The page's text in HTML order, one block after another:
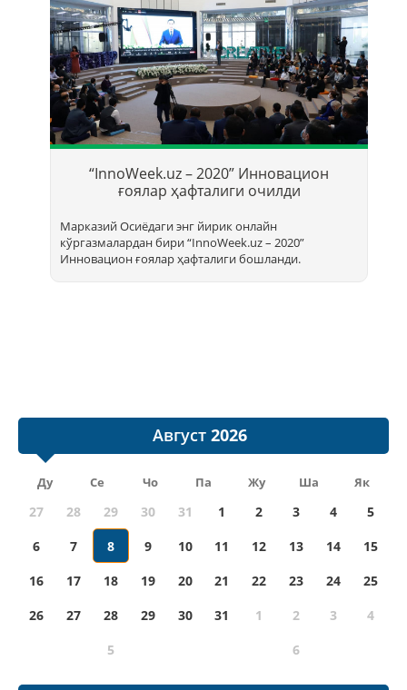
“InnoWeek.uz – 2020” Инновацион
ғоялар ҳафталиги очилди
Марказий Осиёдаги энг йирик онлайн
кўргазмалардан бири “InnoWееk.uz – 2020”
Инновацион ғоялар ҳафталиги бошланди.
Август
Ду Се Чо Па Жу Ша Як
27 28 29 30 31 1 2 3 4
5
6
7 8 9 10 11 12 13 14
15
16
17 18 19 20 21 22 23 24
25
26
27 28 29 30 31 1 2 3
4
5
6